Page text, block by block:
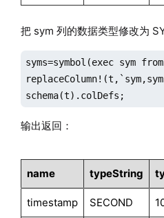
把 sym 列的数据类型修改为
syms=symbol(exec sym
schema(t).colDefs;
输出返回：
name typeString
timestamp SECOND